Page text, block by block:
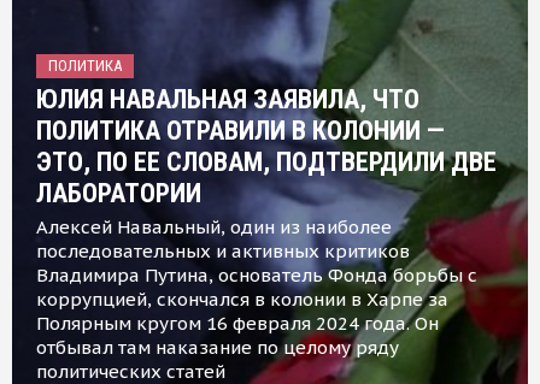
ПОЛИТИКА
ЮЛИЯ НАВАЛЬНАЯ ЗАЯВИЛА, ЧТО
ПОЛИТИКА ОТРАВИЛИ В КОЛОНИИ —
ЭТО, ПО ЕЕ СЛОВАМ, ПОДТВЕРДИЛИ ДВЕ
ЛАБОРАТОРИИ
Алексей Навальный, один из наиболее
последовательных и активных критиков
Владимира Путина, основатель Фонда борьбы с
коррупцией, скончался в колонии в Харпе за
Полярным кругом 16 февраля 2024 года. Он
отбывал там наказание по целому ряду
политических статей